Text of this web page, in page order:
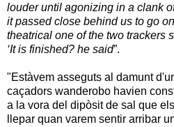
louder until agonizing in a clank
it passed close behind us to go
theatrical one of the two trackers
‘It is finished? he said”.
"Estàvem asseguts al damunt
caçadors wanderobo havien
a la vora del dipòsit de sal que
llepar quan varem sentir arribar